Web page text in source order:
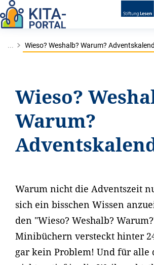
... Wieso? Weshalb? Warum?
Wieso?
Warum?
Warum nicht die Adventszeit
sich ein bisschen Wissen
den "Wieso? Weshalb?
Minibüchern versteckt hinter
gar kein Problem! Und für alle